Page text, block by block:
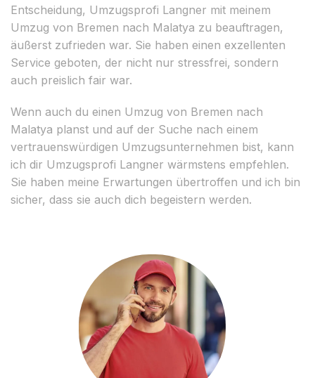
Entscheidung, Umzugsprofi Langner mit meinem
Umzug von Bremen nach Malatya zu beauftragen,
äußerst zufrieden war. Sie haben einen exzellenten
Service geboten, der nicht nur stressfrei, sondern
auch preislich fair war.
Wenn auch du einen Umzug von Bremen nach
Malatya planst und auf der Suche nach einem
vertrauenswürdigen Umzugsunternehmen bist, kann
ich dir Umzugsprofi Langner wärmstens empfehlen.
Sie haben meine Erwartungen übertroffen und ich bin
sicher, dass sie auch dich begeistern werden.